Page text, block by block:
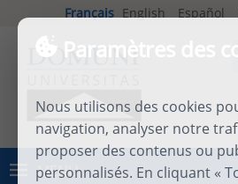
Paramètres des
Nous utilisons des cookies
navigation, analyser notre
proposer des contenus ou
personnalisés. En cliquant «
Français English Español
MENU